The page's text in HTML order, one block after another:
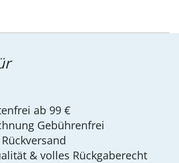
ab 99 €
Gebührenfrei
& volles Rückgaberecht